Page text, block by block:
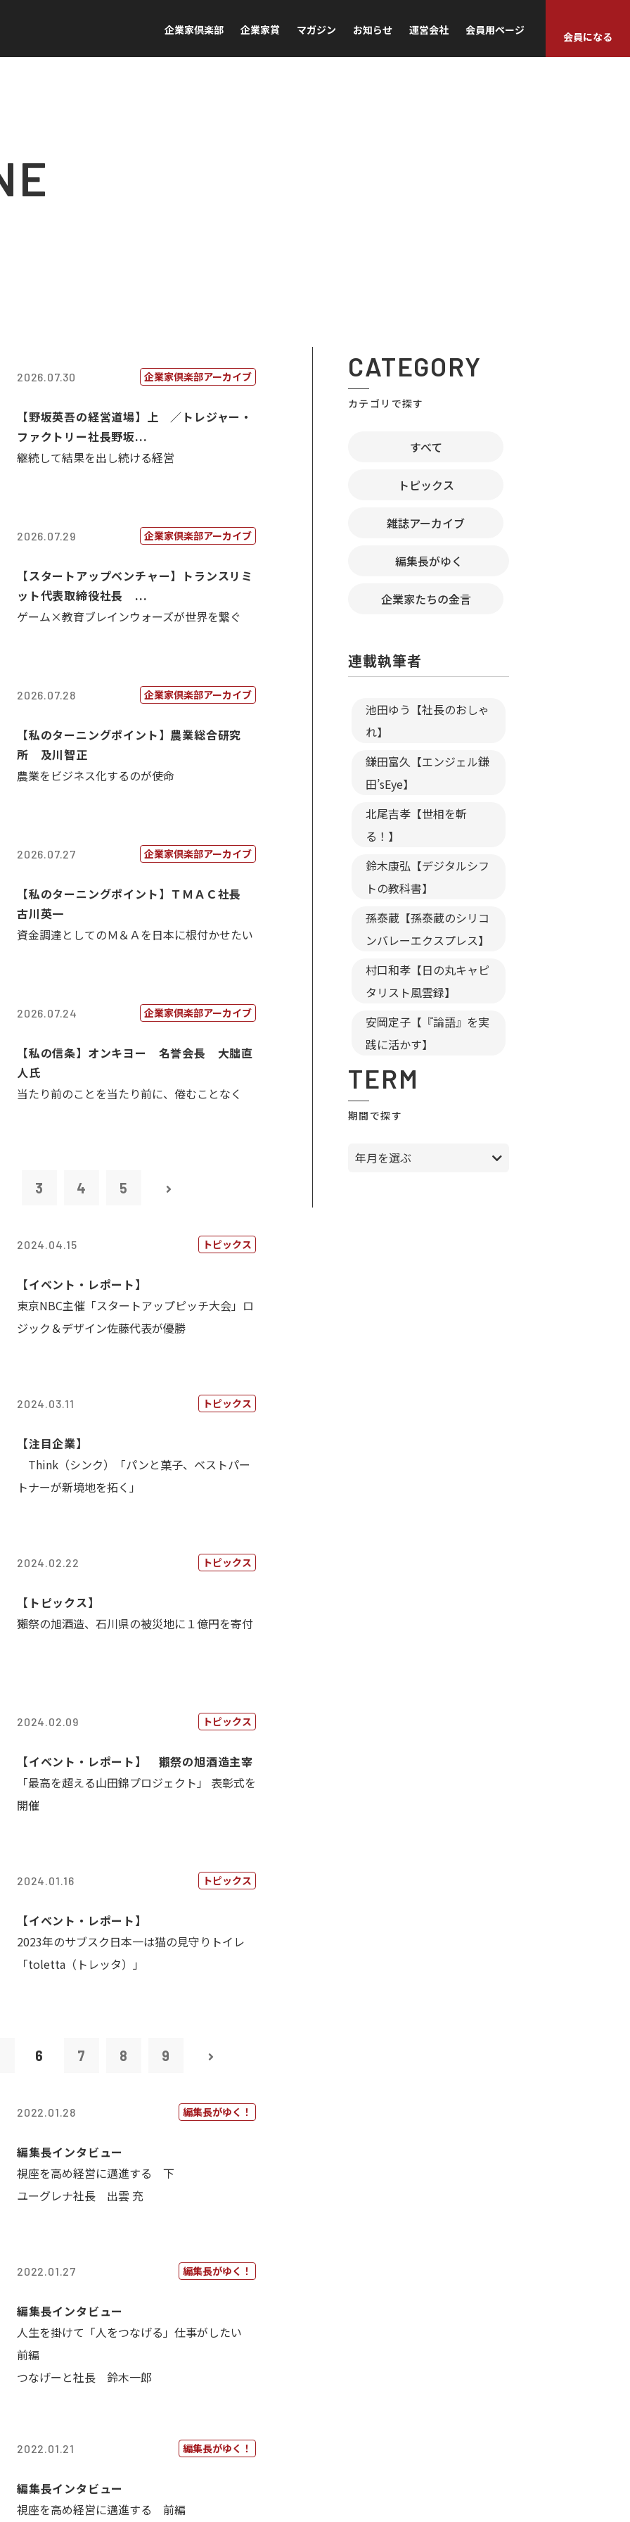
企業家倶楽部 企業家賞 マガジン お知らせ 運営会社 会員用ページ
会員になる
2026.07.30 企業家倶楽部アーカイブ
【野坂英吾の経営道場】上 ／トレジャー・
ファクトリー社長野坂...
継続して結果を出し続ける経営
2026.07.29 企業家倶楽部アーカイブ
【スタートアップベンチャー】トランスリミ
ット代表取締役社長 ...
ゲーム×教育ブレインウォーズが世界を繋ぐ
2026.07.28 企業家倶楽部アーカイブ
【私のターニングポイント】農業総合研究
所 及川智正
農業をビジネス化するのが使命
2026.07.27 企業家倶楽部アーカイブ
【私のターニングポイント】ＴＭＡＣ社長
古川英一
資金調達としてのＭ＆Ａを日本に根付かせたい
2026.07.24 企業家倶楽部アーカイブ
【私の信条】オンキヨー 名誉会長 大朏直
人氏
当たり前のことを当たり前に、倦むことなく
3 4 5
2024.04.15 トピックス
【イベント・レポート】
東京NBC主催「スタートアップピッチ大会」ロ
ジック＆デザイン佐藤代表が優勝
2024.03.11 トピックス
【注目企業】
Think（シンク）「パンと菓子、ベストパー
トナーが新境地を拓く」
2024.02.22 トピックス
【トピックス】
獺祭の旭酒造、石川県の被災地に１億円を寄付
2024.02.09 トピックス
【イベント・レポート】 獺祭の旭酒造主宰
「最高を超える山田錦プロジェクト」 表彰式を
開催
2024.01.16 トピックス
【イベント・レポート】
2023年のサブスク日本一は猫の見守りトイレ
「toletta（トレッタ）」
6 7 8 9
2022.01.28 編集長がゆく！
編集長インタビュー
視座を高め経営に邁進する 下
ユーグレナ社長 出雲 充
2022.01.27 編集長がゆく！
編集長インタビュー
人生を掛けて「人をつなげる」仕事がしたい
前編
つなげーと社長 鈴木一郎
2022.01.21 編集長がゆく！
編集長インタビュー
視座を高め経営に邁進する 前編
CATEGORY
カテゴリで探す
すべて
トピックス
雑誌アーカイブ
編集長がゆく
企業家たちの金言
連載執筆者
池田ゆう【社長のおしゃ
れ】
鎌田富久【エンジェル鎌
田’sEye】
北尾吉孝【世相を斬
る！】
鈴木康弘【デジタルシフ
トの教科書】
孫泰蔵【孫泰蔵のシリコ
ンバレーエクスプレス】
村口和孝【日の丸キャピ
タリスト風雲録】
安岡定子【『論語』を実
践に活かす】
TERM
期間で探す
年月を選ぶ